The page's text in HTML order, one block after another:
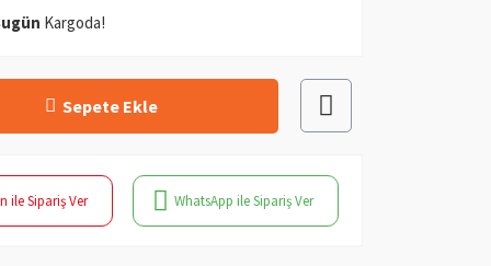
Sepete Ekle
Kargoda!
ile Sipariş Ver WhatsApp ile Sipariş Ver